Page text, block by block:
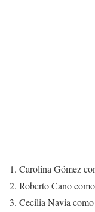
1. Carolina Gómez
2. Roberto Cano como
3. Cecilia Navia como